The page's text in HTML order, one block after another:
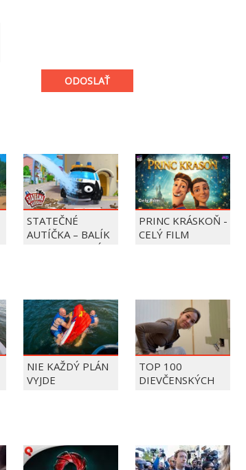
ODOSLAŤ
STATEČNÉ
AUTÍČKA – BALÍK
PIERRE PRECLÍK
PRINC KRÁSKOŇ -
CELÝ FILM
NIE KAŽDÝ PLÁN
VYJDE
TOP 100
DIEVČENSKÝCH